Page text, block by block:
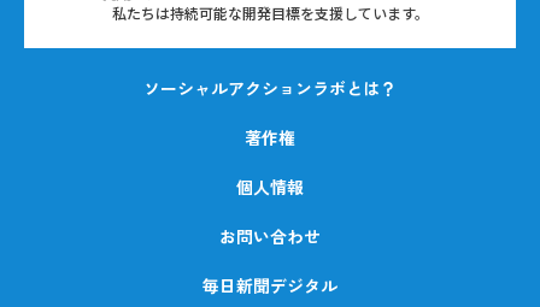
私たちは持続可能な開発目標を支援しています。
ソーシャルアクションラボとは？
著作権
個人情報
お問い合わせ
毎日新聞デジタル